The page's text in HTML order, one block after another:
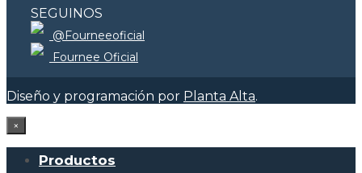
SEGUINOS
@Fourneeoficial
Fournee Oficial
Diseño y programación por Planta Alta.
×
Productos